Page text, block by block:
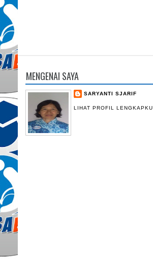
MENGENAI SAYA
SARYANTI SJARIF
LIHAT PROFIL LENGKAPKU